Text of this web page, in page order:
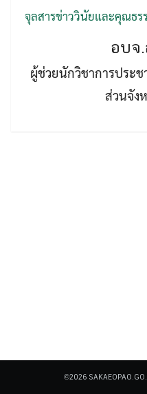
จุลสารข่าววินัยและคุณธร
อบจ.
ผู้ช่วยนักวิชาการประ
ส่วนจัง
©2026